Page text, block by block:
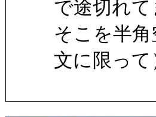
で途切れて
そこを半
文に限って